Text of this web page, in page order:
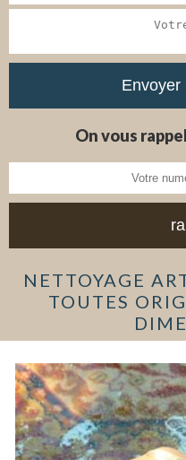
On vous
NETTOYAGE
TOUTES